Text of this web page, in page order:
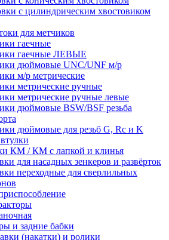
с цилиндрическим хвостовиком
для метчиков
гаечные
гаечные ЛЕВЫЕ
дюймовые UNC/UNF м/р
м/р метрические
метрические ручные
метрические ручные левые
дюймовые BSW/BSF резьба
дюймовые для резьб G, Rc и K
КМ / КМ с лапкой и клинья
для насадных зенкеров и развёрток
переходные для сверлильных
и задние бабки
(накатки) и ролики